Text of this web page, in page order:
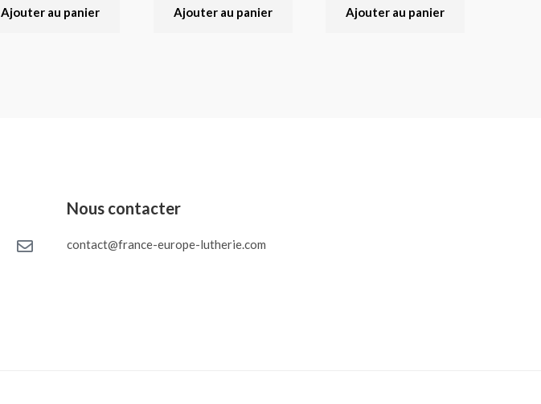
Ajouter au panier Ajouter au panier Ajouter au panier
Nous contacter
contact@france-europe-lutherie.com